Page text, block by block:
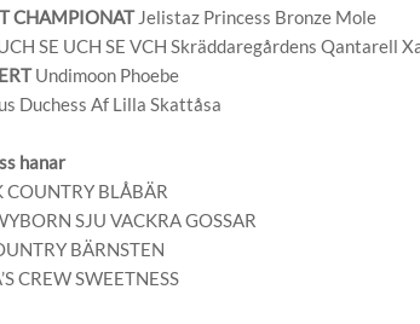
CHAMPIONATJelistaz Princess Bronze Mole
SE UCH SE VCH Skräddaregårdens Qantarell
Undimoon Phoebe
Duchess Af Lilla Skattåsa
hanar
COUNTRY BLÅBÄR
SJU VACKRA GOSSAR
BÄRNSTEN
CREW SWEETNESS